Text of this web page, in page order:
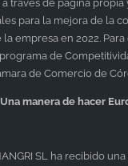
través de página propia
para la mejora de la
empresa en 2022.
de
de Comercio de
Una manera de hacer
SL
ha recibido